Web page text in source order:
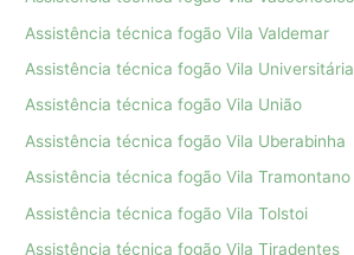
Assistência técnica fogão Vila Valdemar
Assistência técnica fogão Vila Universitária
Assistência técnica fogão Vila União
Assistência técnica fogão Vila Uberabinha
Assistência técnica fogão Vila Tramontano
Assistência técnica fogão Vila Tolstoi
Assistência técnica fogão Vila Tiradentes